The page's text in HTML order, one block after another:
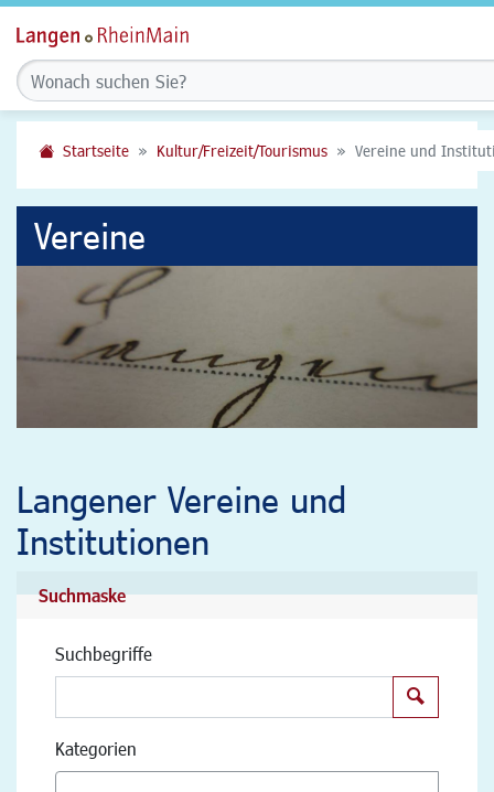
Startseite Kultur/Freizeit/Tourismus Vereine und
Vereine
Langener Vereine und
Institutionen
Suchmaske
Suchbegriffe
Kategorien